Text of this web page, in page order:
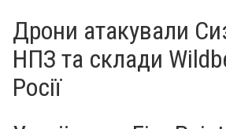
Дрони атакували
НПЗ та склади
Росії